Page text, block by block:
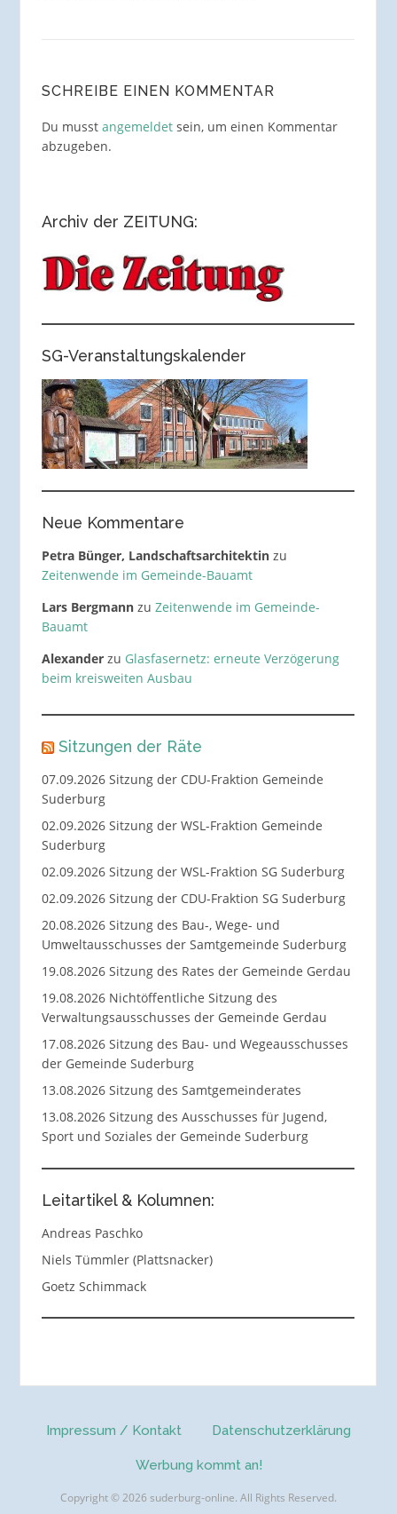
SCHREIBE EINEN KOMMENTAR
Du musst angemeldetsein, um einen Kommentar
abzugeben.
Archiv der ZEITUNG:
SG-Veranstaltungskalender
Neue Kommentare
Petra Bünger, Landschaftsarchitektinzu
Zeitenwende im Gemeinde-Bauamt
Lars Bergmannzu Zeitenwende im Gemeinde-
Bauamt
Alexanderzu Glasfasernetz: erneute Verzögerung
beim kreisweiten Ausbau
Sitzungen der Räte
07.09.2026 Sitzung der CDU-Fraktion Gemeinde
Suderburg
02.09.2026 Sitzung der WSL-Fraktion Gemeinde
Suderburg
02.09.2026 Sitzung der WSL-Fraktion SG Suderburg
02.09.2026 Sitzung der CDU-Fraktion SG Suderburg
20.08.2026 Sitzung des Bau-, Wege- und
Umweltausschusses der Samtgemeinde Suderburg
19.08.2026 Sitzung des Rates der Gemeinde Gerdau
19.08.2026 Nichtöffentliche Sitzung des
Verwaltungsausschusses der Gemeinde Gerdau
17.08.2026 Sitzung des Bau- und Wegeausschusses
der Gemeinde Suderburg
13.08.2026 Sitzung des Samtgemeinderates
13.08.2026 Sitzung des Ausschusses für Jugend,
Sport und Soziales der Gemeinde Suderburg
Leitartikel & Kolumnen:
Andreas Paschko
Niels Tümmler (Plattsnacker)
Goetz Schimmack
Impressum / Kontakt Datenschutzerklärung
Werbung kommt an!
Copyright © 2026 suderburg-online. All Rights Reserved.